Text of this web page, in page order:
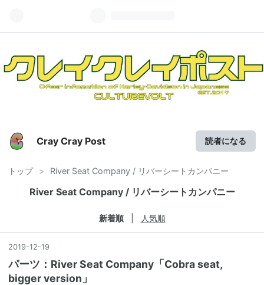
Cray Cray Post 読者になる
トップ > River Seat Company / リバーシートカンパニー
River Seat Company / リバーシートカンパニー
新着順 人気順
2019-12-19
パーツ：River Seat Company「Cobra seat,
bigger version」